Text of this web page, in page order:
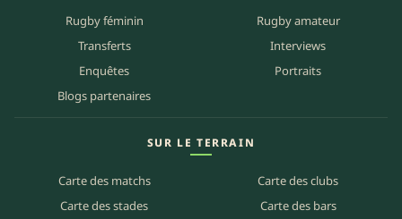
Rugby féminin
Rugby amateur
Transferts
Interviews
Enquêtes
Portraits
Blogs partenaires
SUR LE TERRAIN
Carte des matchs
Carte des clubs
Carte des stades
Carte des bars